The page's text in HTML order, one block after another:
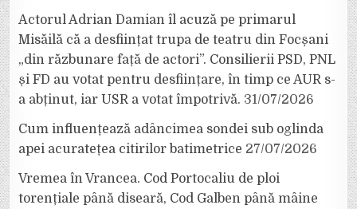
Actorul Adrian Damian îl acuză pe primarul
Misăilă că a desființat trupa de teatru din Focșani
„din răzbunare față de actori”. Consilierii PSD, PNL
și FD au votat pentru desființare, în timp ce AUR s-
a abținut, iar USR a votat împotrivă. 31/07/2026
Cum influențează adâncimea sondei sub oglinda
apei acuratețea citirilor batimetrice 27/07/2026
Vremea în Vrancea. Cod Portocaliu de ploi
torențiale până diseară, Cod Galben până mâine